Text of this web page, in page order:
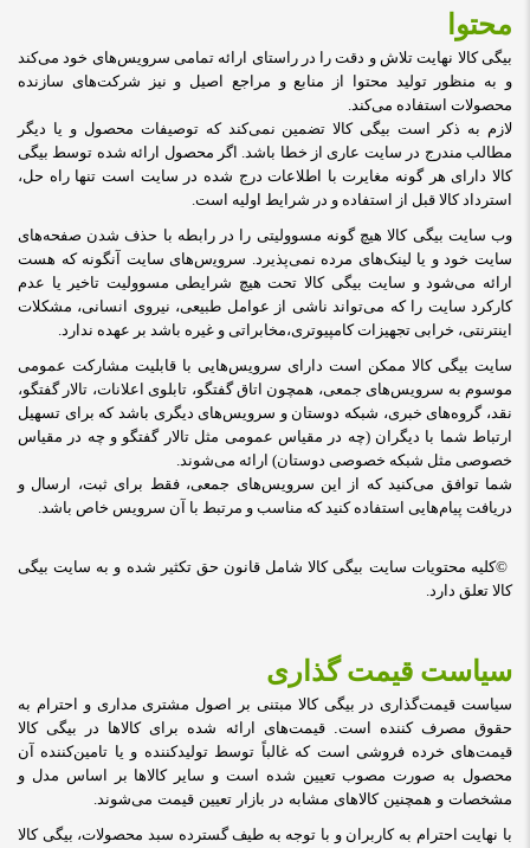
محتوا
بیگی کالا نهایت تلاش و دقت را در راستای ارائه تمامی سرویس‌‏های خود می‏‌کند
و به منظور تولید محتوا از منابع و مراجع اصیل و نیز شرکت‏‌های سازنده
محصولات استفاده می‏‌کند.
لازم به ذکر است بیگی کالا تضمین نمی‏‌کند که توصیفات محصول و یا دیگر
مطالب مندرج در سایت عاری از خطا باشد. اگر محصول ارائه شده توسط بیگی
کالا دارای هر گونه مغایرت با اطلاعات درج شده در سایت است تنها راه حل،
استرداد کالا قبل از استفاده و در شرایط اولیه است.
وب ‏‌سایت بیگی کالا هیچ گونه مسوولیتی را در رابطه با حذف شدن صفحه‏‌های
سایت خود و یا لینک‏‌های مرده نمی‌‏پذیرد. سروﻳس‌‏های سایت آن‏گونه که هست
ارائه می‏‌شود و سایت بیگی کالا تحت هیچ شرایطی مسوولیت تاخیر یا عدم
کارکرد سایت را که می‌تواند ناشى از عوامل طبیعى، نیروى انسانی، مشکلات
اینترنتى، خرابی تجهیزات کامپیوترى،مخابراتى و غیره باشد بر عهده ندارد.
سایت بیگی کالا ممکن است دارای سرویس‌‏هایی با قابلیت مشارکت عمومی
موسوم به سرویس‌‏های جمعی، همچون اتاق گفتگو، تابلوی اعلانات، تالار گفتگو،
نقد، گروه‌‏های خبری، شبکه دوستان و سرویس‏‌های دیگری باشد که برای تسهیل
ارتباط شما با دیگران (چه در مقیاس عمومی مثل تالار گفتگو و چه در مقیاس
خصوصی مثل شبکه خصوصی دوستان) ارائه می‏‌شوند.
شما توافق می‏‌کنید که از این سرویس‏‌های جمعی، فقط برای ثبت، ارسال و
دریافت پیام‏‌هایی استفاده کنید که مناسب و مرتبط با آن سرویس خاص باشد.
©کلیه محتویات سایت بیگی کالا شامل قانون حق تکثیر شده و به سایت بیگی
کالا تعلق دارد.
سیاست قیمت گذاری
سیاست قیمت‌‏گذاری در بیگی کالا مبتنی بر اصول مشتری مداری و احترام به
حقوق مصرف کننده است. قیمت‏‌های ارائه شده برای کالاها در بیگی کالا
قیمت‏‌های خرده فروشی است که غالباً توسط تولید‏کننده و یا تامین‏‌کننده آن
محصول به صورت مصوب تعیین شده است و سایر کالاها بر اساس مدل و
مشخصات و همچنین کالاهای مشابه در بازار تعیین قیمت می‌‏شوند.
با نهایت احترام به کاربران و با توجه به طیف گسترده سبد محصولات، بیگی کالا